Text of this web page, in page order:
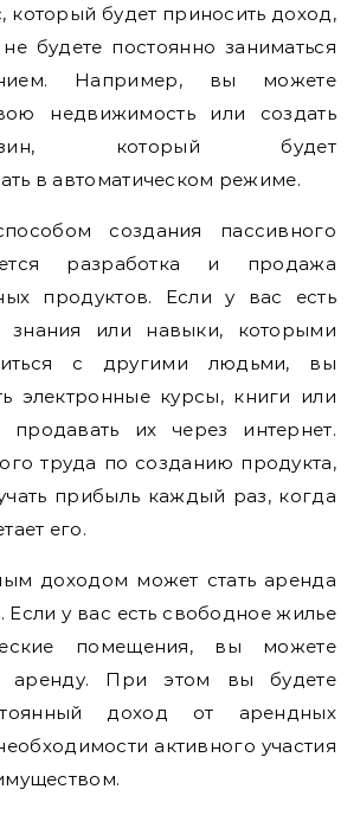
который будет приносить доход,
будете постоянно заниматься
Например, вы можете
недвижимость или создать
который будет
в автоматическом режиме.
создания пассивного
разработка и продажа
продуктов. Если у вас есть
знания или навыки, которыми
с другими людьми, вы
электронные курсы, книги или
их через интернет.
труда по созданию продукта,
прибыль каждый раз, когда
его.
доходом может стать аренда
у вас есть свободное жилье
помещения, вы можете
аренду. При этом вы будете
доход от арендных
активного участия